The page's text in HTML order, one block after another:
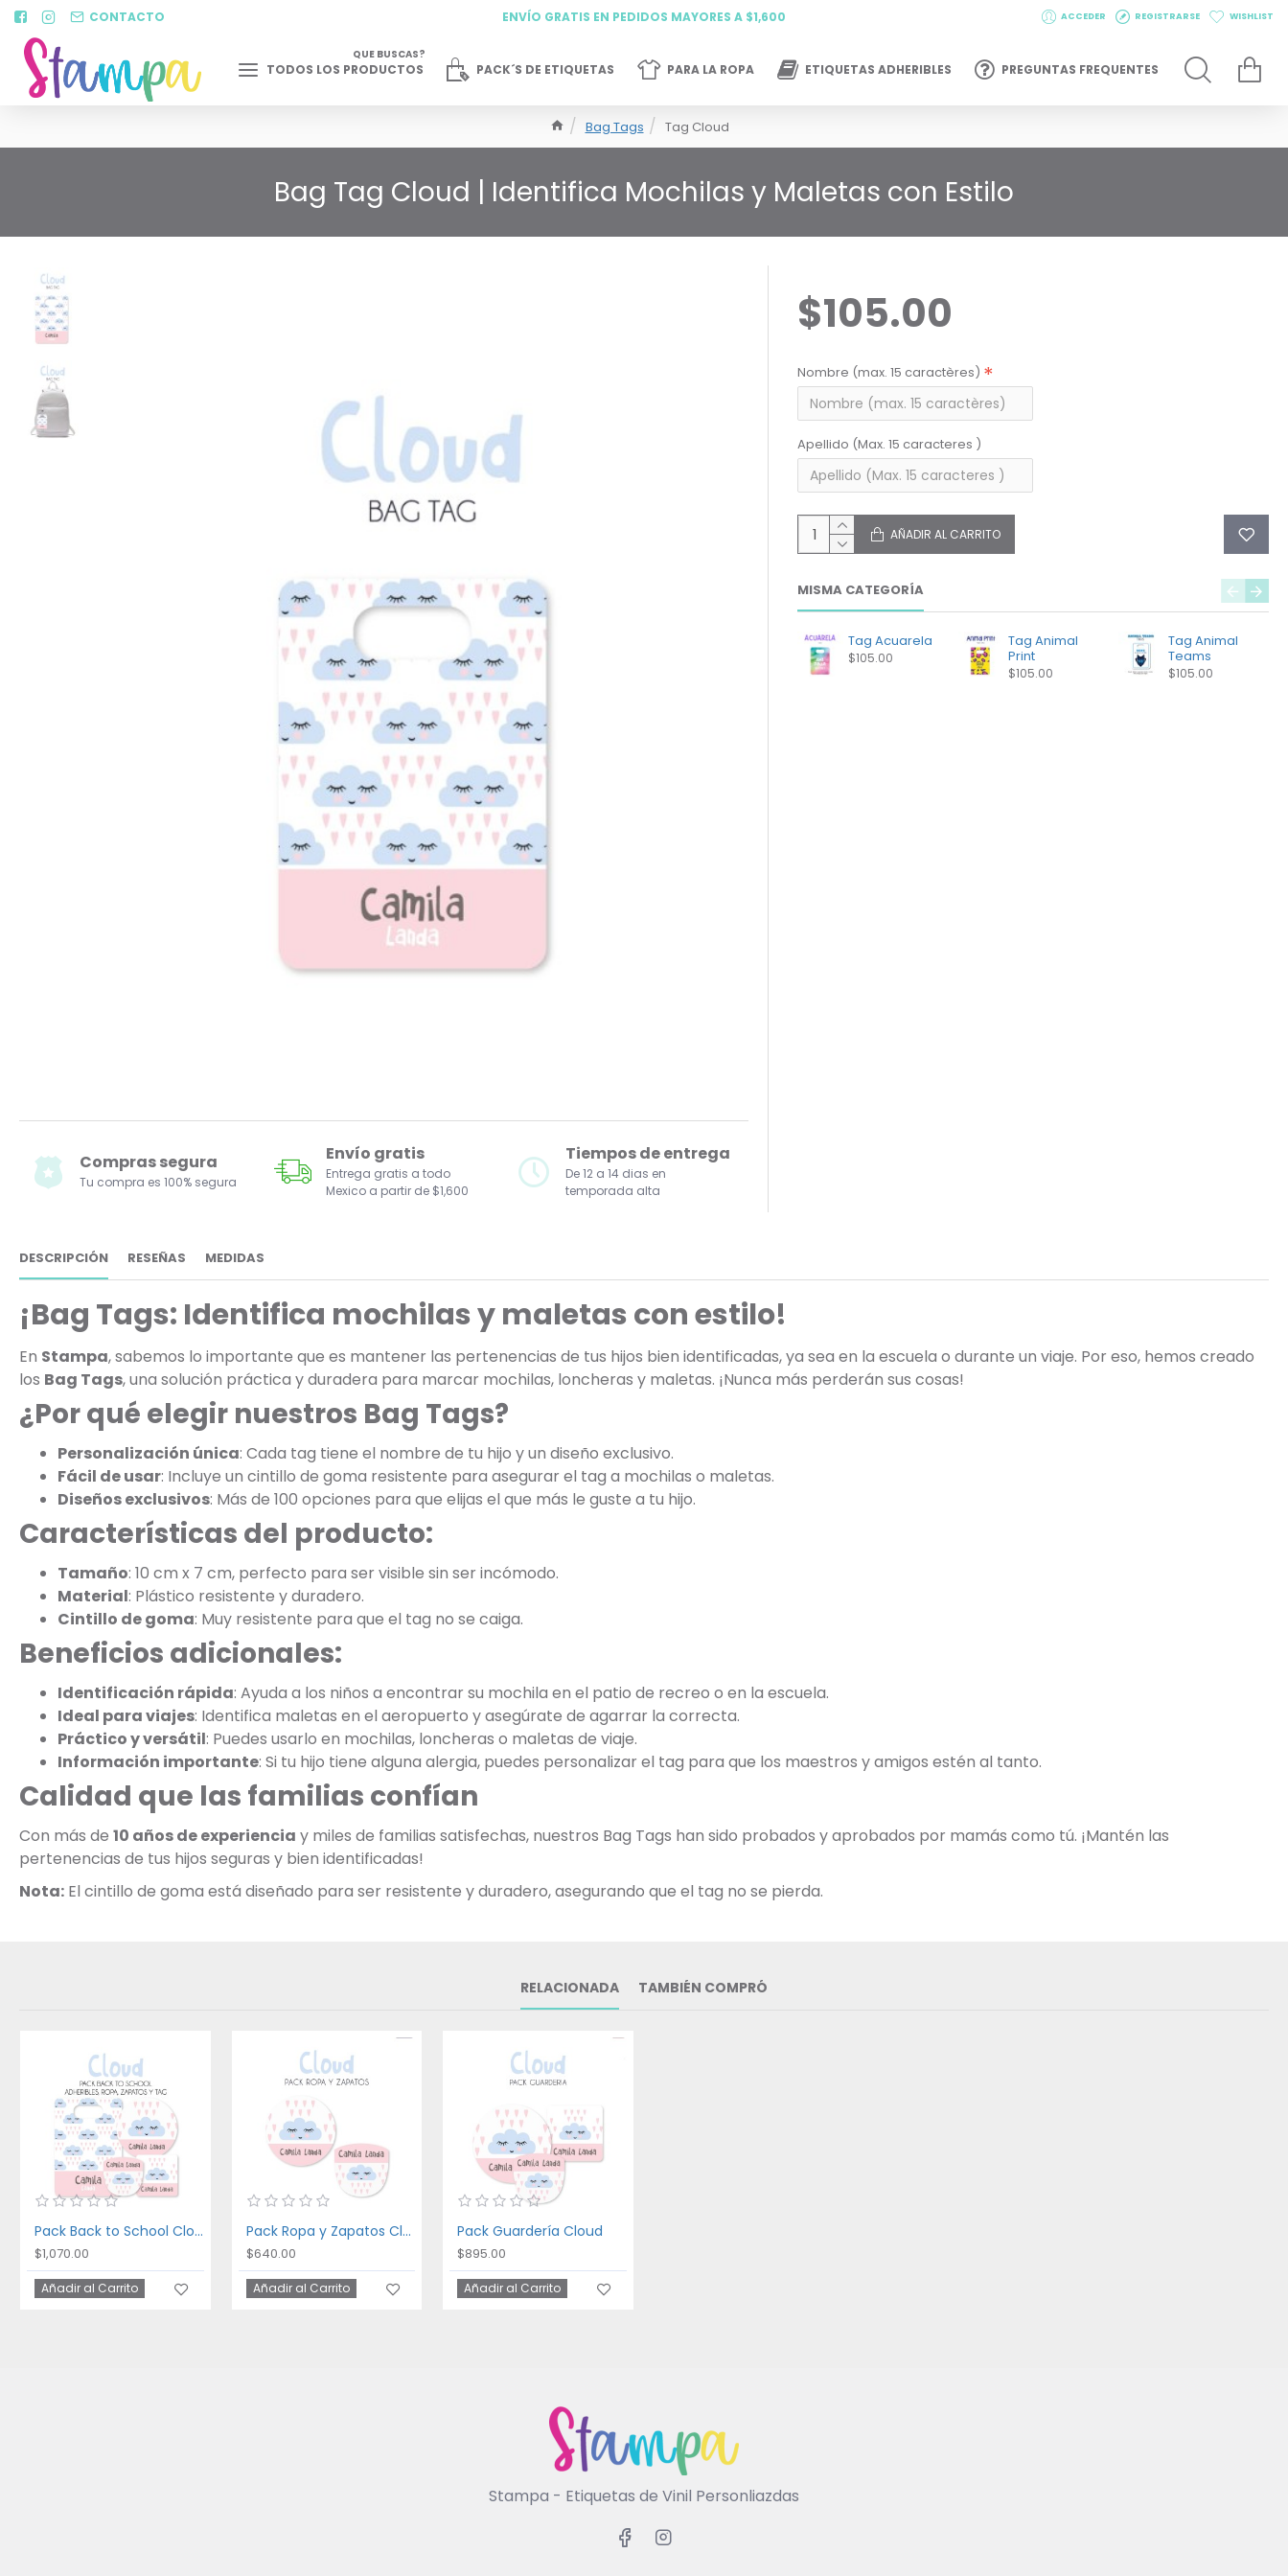
CONTACTO ENVÍO GRATIS EN PEDIDOS MAYORES A $1,600 ACCEDER REGISTRARSE WISHLIST
TODOS LOS PRODUCTOS
QUE BUSCAS?
PACK´S DE ETIQUETAS PARA LA ROPA ETIQUETAS ADHERIBLES PREGUNTAS FREQUENTES
Bag Tags Tag Cloud
Bag Tag Cloud | Identifica Mochilas y Maletas con Estilo
Compras segura
Tu compra es 100% segura
Envío gratis
Entrega gratis a todo
Mexico a partir de $1,600
Tiempos de entrega
De 12 a 14 dias en
temporada alta
$105.00
Nombre (max. 15 caractères)
Apellido (Max. 15 caracteres )
AÑADIR AL CARRITO
MISMA CATEGORÍA
Tag Acuarela
$105.00
Tag Animal
Print
$105.00
Tag Animal
Teams
$105.00
DESCRIPCIÓN RESEÑAS MEDIDAS
¡Bag Tags: Identifica mochilas y maletas con estilo!
En Stampa, sabemos lo importante que es mantener las pertenencias de tus hijos bien identificadas, ya sea en la escuela o durante un viaje. Por eso, hemos creado
los Bag Tags, una solución práctica y duradera para marcar mochilas, loncheras y maletas. ¡Nunca más perderán sus cosas!
¿Por qué elegir nuestros Bag Tags?
Personalización única: Cada tag tiene el nombre de tu hijo y un diseño exclusivo.
Fácil de usar: Incluye un cintillo de goma resistente para asegurar el tag a mochilas o maletas.
Diseños exclusivos: Más de 100 opciones para que elijas el que más le guste a tu hijo.
Características del producto:
Tamaño: 10 cm x 7 cm, perfecto para ser visible sin ser incómodo.
Material: Plástico resistente y duradero.
Cintillo de goma: Muy resistente para que el tag no se caiga.
Beneficios adicionales:
Identificación rápida: Ayuda a los niños a encontrar su mochila en el patio de recreo o en la escuela.
Ideal para viajes: Identifica maletas en el aeropuerto y asegúrate de agarrar la correcta.
Práctico y versátil: Puedes usarlo en mochilas, loncheras o maletas de viaje.
Información importante: Si tu hijo tiene alguna alergia, puedes personalizar el tag para que los maestros y amigos estén al tanto.
Calidad que las familias confían
Con más de 10 años de experiencia y miles de familias satisfechas, nuestros Bag Tags han sido probados y aprobados por mamás como tú. ¡Mantén las
pertenencias de tus hijos seguras y bien identificadas!
Nota: El cintillo de goma está diseñado para ser resistente y duradero, asegurando que el tag no se pierda.
RELACIONADA TAMBIÉN COMPRÓ
Pack Back to School Cloud
$1,070.00
Añadir al Carrito
Pack Ropa y Zapatos Cloud
$640.00
Añadir al Carrito
Pack Guardería Cloud
$895.00
Añadir al Carrito
Stampa - Etiquetas de Vinil Personliazdas